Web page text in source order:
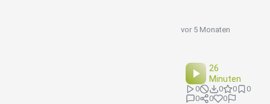
vor 5 Monaten
26
Minuten
0 0 0
0
0
0 0